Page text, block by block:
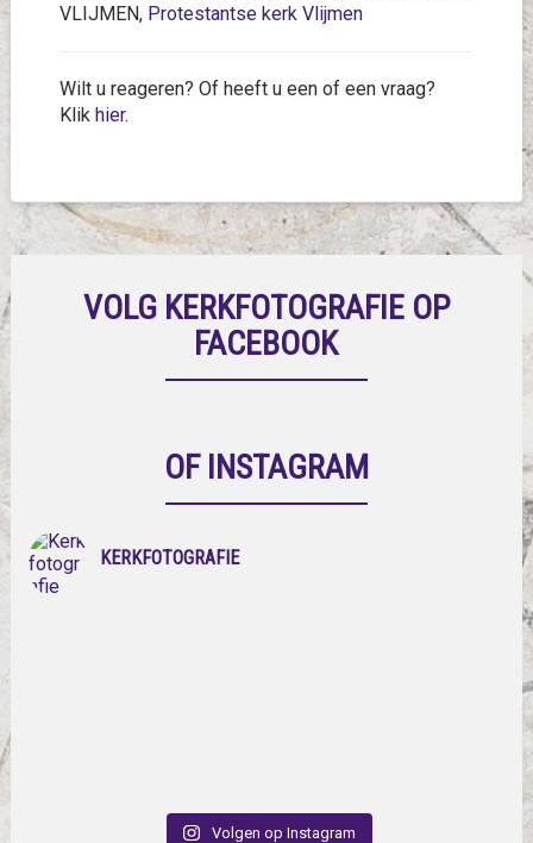
VLIJMEN, Protestantse kerk Vlijmen
Wilt u reageren? Of heeft u een of een vraag?
Klik hier.
VOLG KERKFOTOGRAFIE OP
FACEBOOK
OF INSTAGRAM
KERKFOTOGRAFIE
Volgen op Instagram